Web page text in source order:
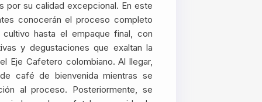
por su calidad excepcional. En este
conocerán el proceso completo
hasta el empaque final, con
y degustaciones que exaltan la
Eje Cafetero colombiano. Al llegar,
café de bienvenida mientras se
al proceso. Posteriormente, se